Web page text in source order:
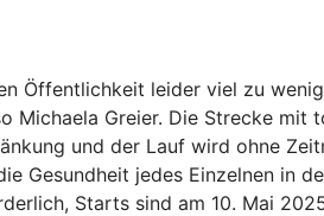
leider viel zu
Michaela Greier. Die Strecke
und der Lauf wird ohne
Gesundheit jedes Einzelnen in
Starts sind am 10. Mai